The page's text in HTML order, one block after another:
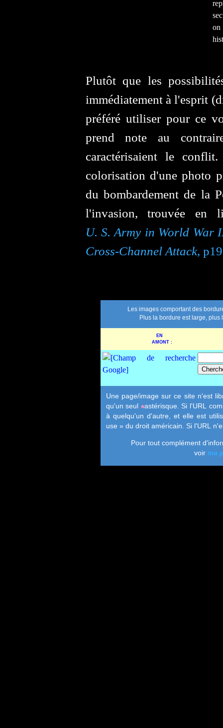
Plutôt que les
immédiatement à l'esprit
préféré utiliser pour ce
prend note au
caractérisaient le
colorisation d'une photo
du bombardement de la
l'invasion, trouvée en
U. S. Army in World War
Cross-Channel Attack,
Les images comportant des
Plus la bordure est large,
EN
AMONT :
Une page/image sur ce site n'est
qu'un seul *astérisque. Si l'URL
à quelqu'un d'autre, et elle est
use » du droit américain. Si l'URL
Pour tout complément
voir ma